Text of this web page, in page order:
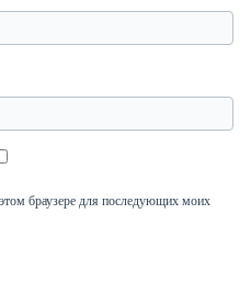
браузере для последующих моих